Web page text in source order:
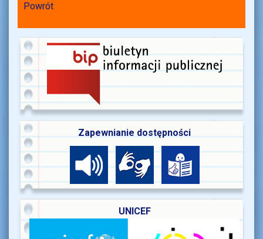
Powrót
Zapewnianie dostępności
UNICEF